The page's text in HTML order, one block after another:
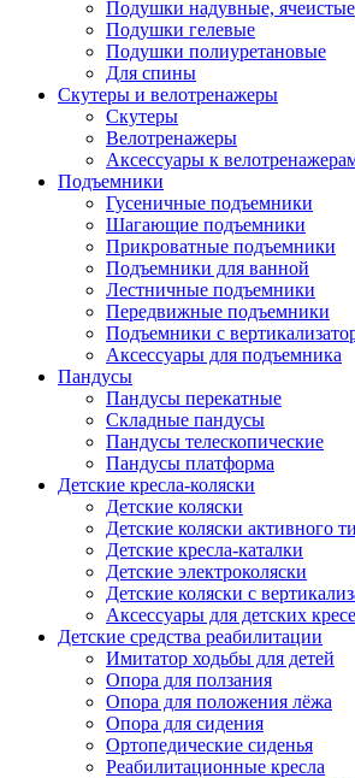
Подушки надувные, ячеистые
Подушки гелевые
Подушки полиуретановые
Для спины
Скутеры и велотренажеры
Скутеры
Велотренажеры
Аксессуары к
Подъемники
Гусеничные подъемники
Шагающие подъемники
Прикроватные подъемники
Подъемники для ванной
Лестничные подъемники
Передвижные подъемники
Подъемники с
Аксессуары для подъемника
Пандусы
Пандусы перекатные
Складные пандусы
Пандусы телескопические
Пандусы платформа
Детские кресла-коляски
Детские коляски
Детские коляски активного
Детские кресла-каталки
Детские электроколяски
Детские коляски с
Аксессуары для детских
Детские средства реабилитации
Имитатор ходьбы для детей
Опора для ползания
Опора для положения лёжа
Опора для сидения
Ортопедические сиденья
Реабилитационные кресла